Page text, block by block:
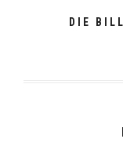
DIE